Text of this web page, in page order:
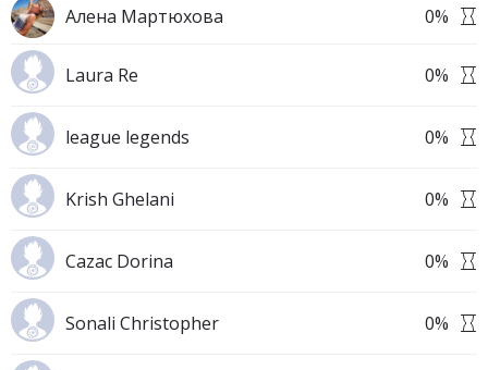
Алена Мартюхова 0%
Laura Re 0%
league legends 0%
Krish Ghelani 0%
Cazac Dorina 0%
Sonali Christopher 0%